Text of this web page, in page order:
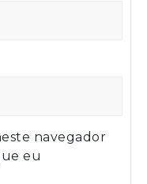
navegador
eu